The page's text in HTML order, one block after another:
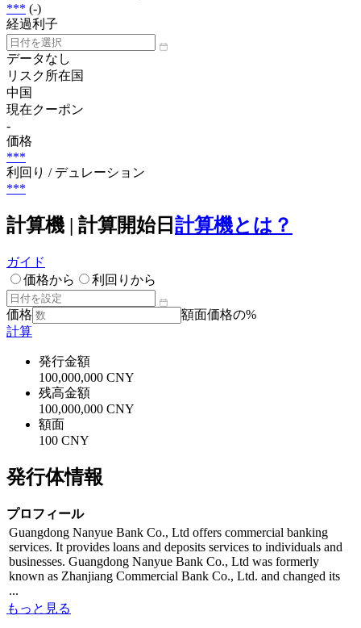
*** (-)
経過利子
データなし
リスク所在国
中国
現在クーポン
-
価格
***
利回り / デュレーション
***
計算機 | 計算開始日 計算機とは？
ガイド
価格から
利回りから
価格
額面価格の%
計算
発行金額
100,000,000 CNY
残高金額
100,000,000 CNY
額面
100 CNY
発行体情報
プロフィール
Guangdong Nanyue Bank Co., Ltd offers commercial banking
services. It provides loans and deposits services to individuals and
businesses. Guangdong Nanyue Bank Co., Ltd was formerly
known as Zhanjiang Commercial Bank Co., Ltd. and changed its
...
もっと見る